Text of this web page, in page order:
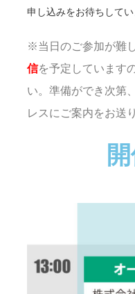
申し込みをお待ちしてい
※当日のご参加が難
信を予定しています
い。準備ができ次第
レスにご案内をお送